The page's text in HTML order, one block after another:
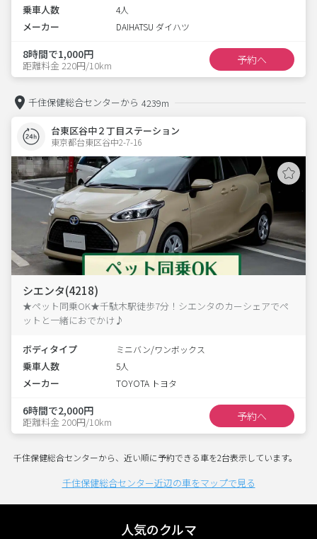
乗車人数 4人
メーカー DAIHATSU ダイハツ
8時間で1,000円
距離料金 220円/10km 予約へ
千住保健総合センターから 4239m
台東区谷中２丁目ステーション
東京都台東区谷中2-7-16
シエンタ(4218)
★ペット同乗OK★千駄木駅徒歩7分！シエンタのカーシェアでペ
ットと一緒におでかけ♪
ボディタイプ ミニバン/ワンボックス
乗車人数 5人
メーカー TOYOTA トヨタ
6時間で2,000円
距離料金 200円/10km 予約へ
千住保健総合センターから、近い順に予約できる車を2台表示しています。
千住保健総合センター近辺の車をマップで見る
人気のクルマ